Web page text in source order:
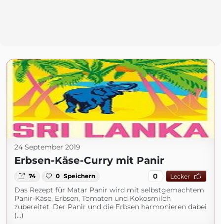
24 September 2019
Erbsen-Käse-Curry mit Panir
74 0 Speichern 0 Lecker
Das Rezept für Matar Panir wird mit selbstgemachtem
Panir-Käse, Erbsen, Tomaten und Kokosmilch
zubereitet. Der Panir und die Erbsen harmonieren dabei
(...)